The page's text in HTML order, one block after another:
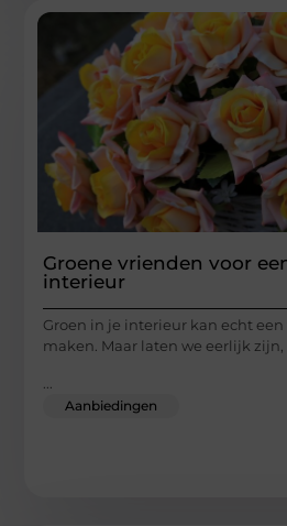
Groene vrienden voor
interieur
Groen in je interieur kan echt
maken. Maar laten we eerlijk
Aanbiedingen